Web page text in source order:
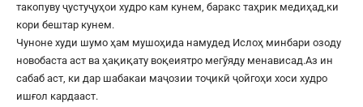
такопуву ҷустуҷуҳои худро кам кунем, баракс таҳрик медиҳад,ки
кори бештар кунем.
Чуноне худи шумо ҳам мушоҳида намудед Ислоҳ минбари озоду
новобаста аст ва ҳақиқату воқеиятро мегӯяду менависад.Аз ин
сабаб аст, ки дар шабакаи маҷозии тоҷикӣ ҷойгоҳи хоси худро
ишғол кардааст.